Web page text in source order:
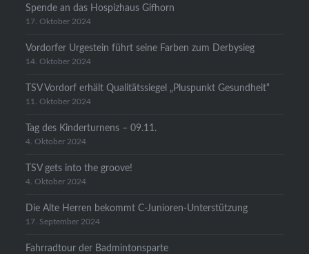
Spende an das Hospizhaus Gifhorn
17. Oktober 2024
Vordorfer Urgestein führt seine Farben zum Derbysieg
14. Oktober 2024
TSV Vordorf erhält Qualitätssiegel „Pluspunkt Gesundheit“
11. Oktober 2024
Tag des Kinderturnens – 09.11.
4. Oktober 2024
TSV gets into the groove!
4. Oktober 2024
Die Alte Herren bekommt C-Junioren-Unterstützung
17. September 2024
Fahrradtour der Badmintonsparte